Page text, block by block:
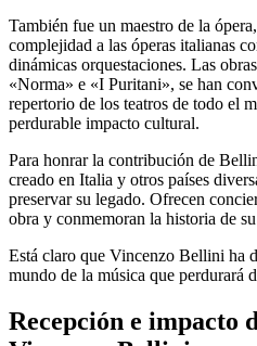
También fue un maestro de la
complejidad a las óperas italianas
dinámicas orquestaciones. Las
«Norma» e «I Puritani», se han
repertorio de los teatros de todo el
perdurable impacto cultural.
Para honrar la contribución de
creado en Italia y otros países
preservar su legado. Ofrecen
obra y conmemoran la historia de
Está claro que Vincenzo Bellini ha
mundo de la música que perdurará
Recepción e impacto